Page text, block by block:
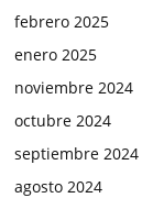
febrero 2025
enero 2025
noviembre 2024
octubre 2024
septiembre 2024
agosto 2024